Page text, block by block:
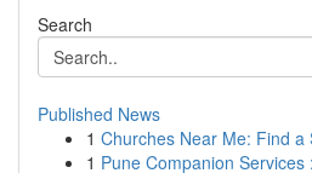
Search
Published News
1 Churches Near Me: Find a
1 Pune Companion